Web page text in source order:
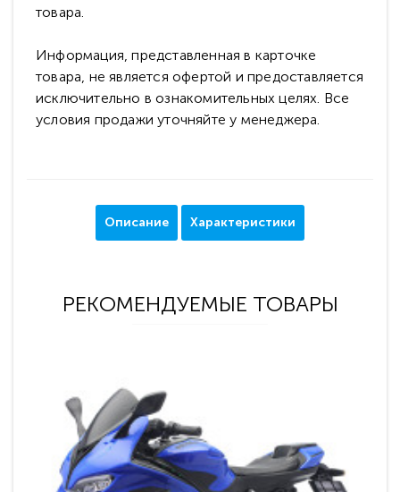
товара.
Информация, представленная в карточке
товара, не является офертой и предоставляется
исключительно в ознакомительных целях. Все
условия продажи уточняйте у менеджера.
Описание Характеристики
РЕКОМЕНДУЕМЫЕ ТОВАРЫ